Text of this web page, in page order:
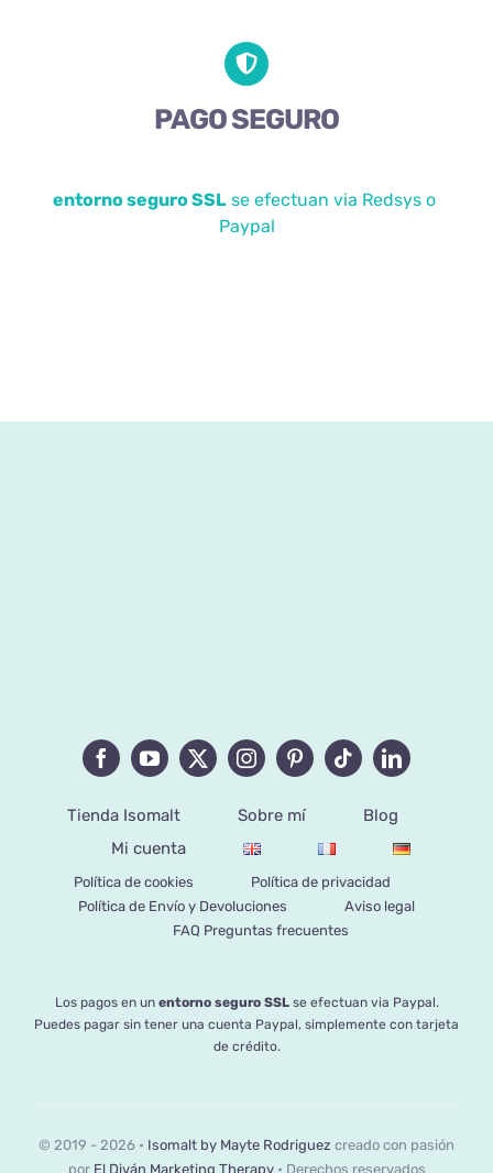
PAGO SEGURO
entorno seguro SSL se efectuan via Redsys o
Paypal
Tienda Isomalt Sobre mí
Blog
Mi cuenta
Política de cookies
Política de privacidad
Política de Envío y Devoluciones
Aviso legal
FAQ Preguntas frecuentes
Los pagos en un entorno seguro SSLse efectuan via Paypal.
Puedes pagar sin tener una cuenta Paypal, simplemente con tarjeta
de crédito.
© 2019 - 2026 • Isomalt by Mayte Rodriguez creado con pasión
por El Diván Marketing Therapy• Derechos reservados